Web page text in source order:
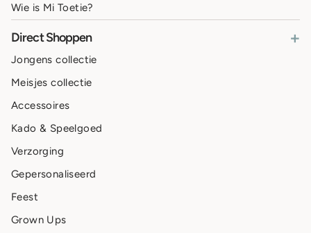
Wie is Mi Toetie?
Direct Shoppen +
Jongens collectie
Meisjes collectie
Accessoires
Kado & Speelgoed
Verzorging
Gepersonaliseerd
Feest
Grown Ups